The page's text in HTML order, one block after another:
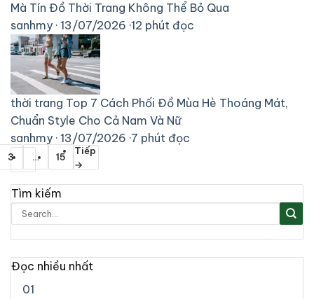
Mà Tín Đồ Thời Trang Không Thể Bỏ Qua
sanhmy · 13/07/2026 ·12 phút đọc
thời trang Top 7 Cách Phối Đồ Mùa Hè Thoáng Mát,
Chuẩn Style Cho Cả Nam Và Nữ
sanhmy · 13/07/2026 ·7 phút đọc
3 … 15
Tiếp
→
Tìm kiếm
Đọc nhiều nhất
01